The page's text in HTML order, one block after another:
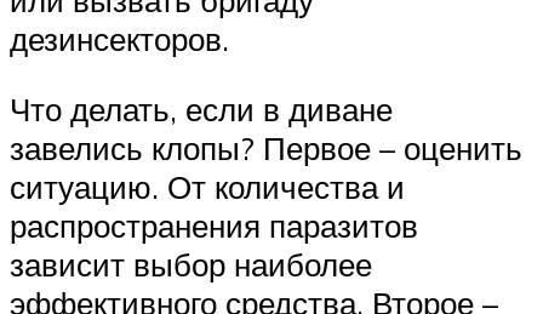
дезинсекторов.
Что делать, если в диване
завелись клопы? Первое – оценить
ситуацию. От количества и
распространения паразитов
зависит выбор наиболее
эффективного средства. Второе –